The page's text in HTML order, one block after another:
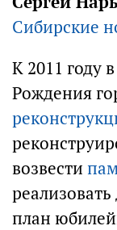
Сибирские
К 2011 году
Рождения
возвести
план